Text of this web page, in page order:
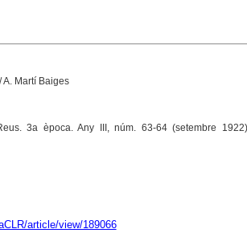
A. Martí Baiges
3a època. Any III, núm. 63-64 (setembre
article/view/189066